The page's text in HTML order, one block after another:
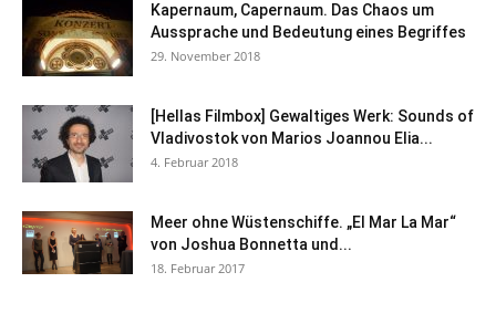
Kapernaum, Capernaum. Das Chaos um
Aussprache und Bedeutung eines Begriffes
29. November 2018
[Hellas Filmbox] Gewaltiges Werk: Sounds of
Vladivostok von Marios Joannou Elia...
4. Februar 2018
Meer ohne Wüstenschiffe. „El Mar La Mar“
von Joshua Bonnetta und...
18. Februar 2017